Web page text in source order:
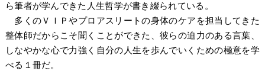
ら筆者が学んできた人生哲学が書き綴られている。
多くのＶＩＰやプロアスリートの身体のケアを担当してきた
整体師だからこそ聞くことができた、彼らの迫力のある言葉、
しなやかな心で力強く自分の人生を歩んでいくための極意を学
べる１冊だ。